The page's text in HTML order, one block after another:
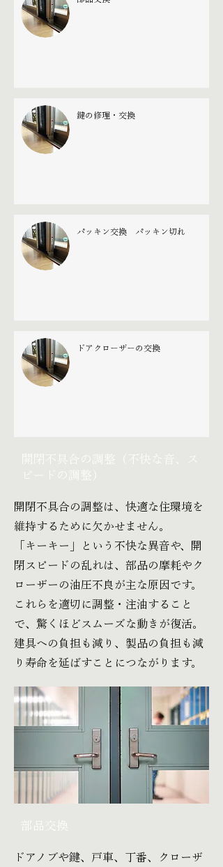
鍵の修理・交換
パッキン交換 パッキン切れ
ドアクローザーの交換
開閉不具合の調整（不快な音、ス
ピードの調整）
開閉不具合の調整は、快適な住環境を
維持するために欠かせません。
「キーキー」という不快な異音や、開
閉スピードの乱れは、部品の摩耗やク
ローザーの油圧不良が主な原因です。
これらを適切に調整・注油すること
で、驚くほどスムーズな動きが復活。
建具への負担も減り、製品の負担も減
り寿命を延ばすことにつながります。
部品交換
ドアノブや鍵、戸車、丁番、クローザ